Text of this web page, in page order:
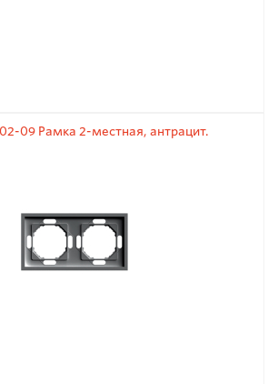
09 Рамка 2-местная, антрацит.